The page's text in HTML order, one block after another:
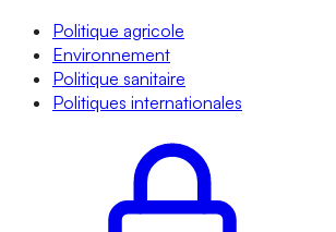
Politique agricole
Environnement
Politique sanitaire
Politiques internationales